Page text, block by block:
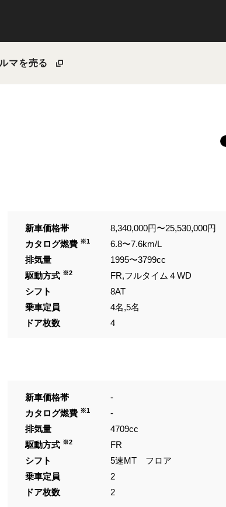
マを売る
新車価格帯
8,340,000円〜25,530,000円
カタログ燃費 ※1
6.8〜7.6km/L
排気量
1995〜3799cc
駆動方式 ※2
FR,フルタイム４WD
シフト
8AT
乗車定員
4名,5名
ドア枚数
4
新車価格帯
-
カタログ燃費 ※1
-
排気量
4709cc
駆動方式 ※2
FR
シフト
5速MT フロア
乗車定員
2
ドア枚数
2